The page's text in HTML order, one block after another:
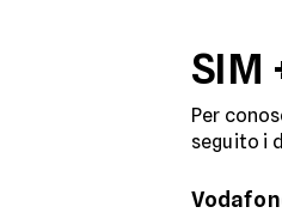
SIM
Per
seguito i